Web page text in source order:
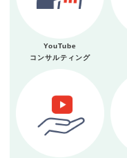
YouTube
コンサルティング